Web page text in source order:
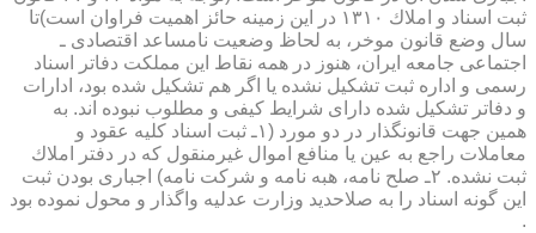
ثبت اسناد و املاك ۱۳۱۰ در این زمینه حائز اهمیت فراوان است)تا
سال وضع قانون موخر، به لحاظ وضعیت نامساعد اقتصادی ـ
اجتماعی جامعه ایران، هنوز در همه نقاط این مملكت دفاتر اسناد
رسمی و اداره ثبت تشكیل نشده یا اگر هم تشكیل شده بود، ادارات
و دفاتر تشكیل شده دارای شرایط كیفی و مطلوب نبوده اند. به
همین جهت قانونگذار در دو مورد (۱ـ ثبت اسناد كلیه عقود و
معاملات راجع به عین یا منافع اموال غیرمنقول كه در دفتر املاك
ثبت نشده. ۲ـ صلح نامه، هبه نامه و شركت نامه) اجباری بودن ثبت
این گونه اسناد را به صلاحدید وزارت عدلیه واگذار و محول نموده بود
.